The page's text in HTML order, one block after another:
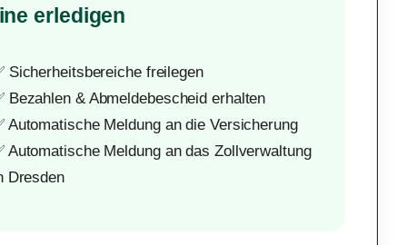
erledigen
Sicherheitsbereiche freilegen
Bezahlen & Abmeldebescheid erhalten
Automatische Meldung an die Versicherung
Automatische Meldung an das Zollverwaltung
Dresden